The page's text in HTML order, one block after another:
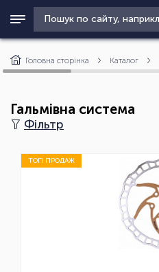
Головна сторінка Каталог
Гальмівна система
Фільтр
ТОП ПРОДАЖ